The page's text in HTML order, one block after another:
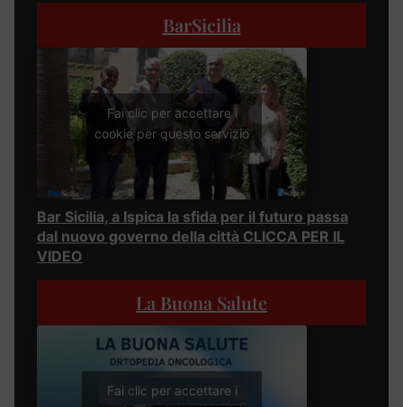
BarSicilia
Fai clic per accettare i
cookie per questo servizio
Bar Sicilia, a Ispica la sfida per il futuro passa
dal nuovo governo della città CLICCA PER IL
VIDEO
La Buona Salute
Fai clic per accettare i